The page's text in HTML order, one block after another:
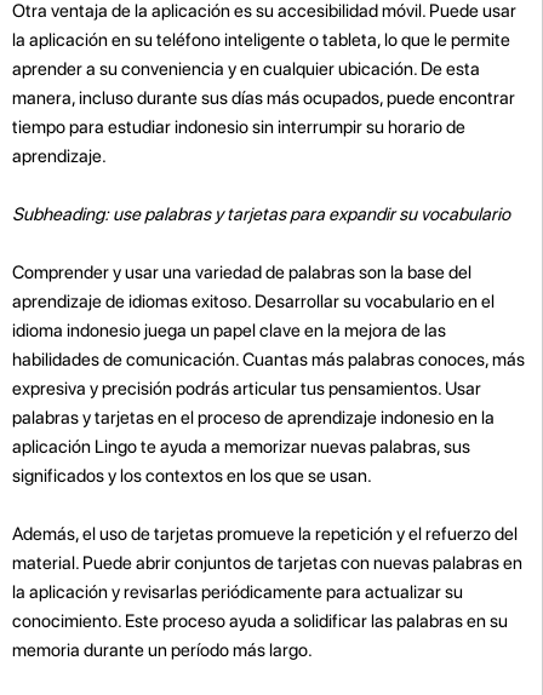
Otra ventaja de la aplicación es su accesibilidad móvil. Puede usar
la aplicación en su teléfono inteligente o tableta, lo que le permite
aprender a su conveniencia y en cualquier ubicación. De esta
manera, incluso durante sus días más ocupados, puede encontrar
tiempo para estudiar indonesio sin interrumpir su horario de
aprendizaje.
Subheading: use palabras y tarjetas para expandir su vocabulario
Comprender y usar una variedad de palabras son la base del
aprendizaje de idiomas exitoso. Desarrollar su vocabulario en el
idioma indonesio juega un papel clave en la mejora de las
habilidades de comunicación. Cuantas más palabras conoces, más
expresiva y precisión podrás articular tus pensamientos. Usar
palabras y tarjetas en el proceso de aprendizaje indonesio en la
aplicación Lingo te ayuda a memorizar nuevas palabras, sus
significados y los contextos en los que se usan.
Además, el uso de tarjetas promueve la repetición y el refuerzo del
material. Puede abrir conjuntos de tarjetas con nuevas palabras en
la aplicación y revisarlas periódicamente para actualizar su
conocimiento. Este proceso ayuda a solidificar las palabras en su
memoria durante un período más largo.